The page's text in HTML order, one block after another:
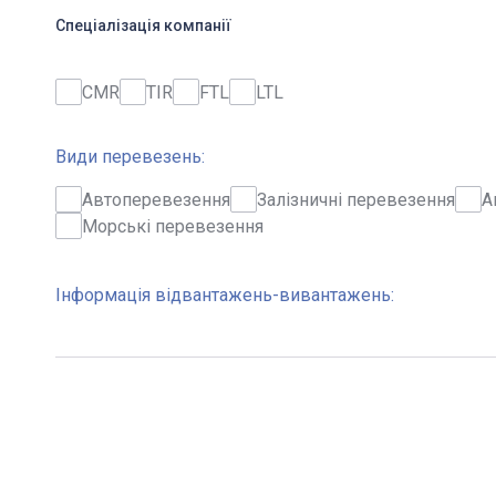
Спеціалізація компанії
CMR TIR FTL LTL
Види перевезень:
Автоперевезення Залізничні перевезення
Морські перевезення
Інформація відвантажень-вивантажень: